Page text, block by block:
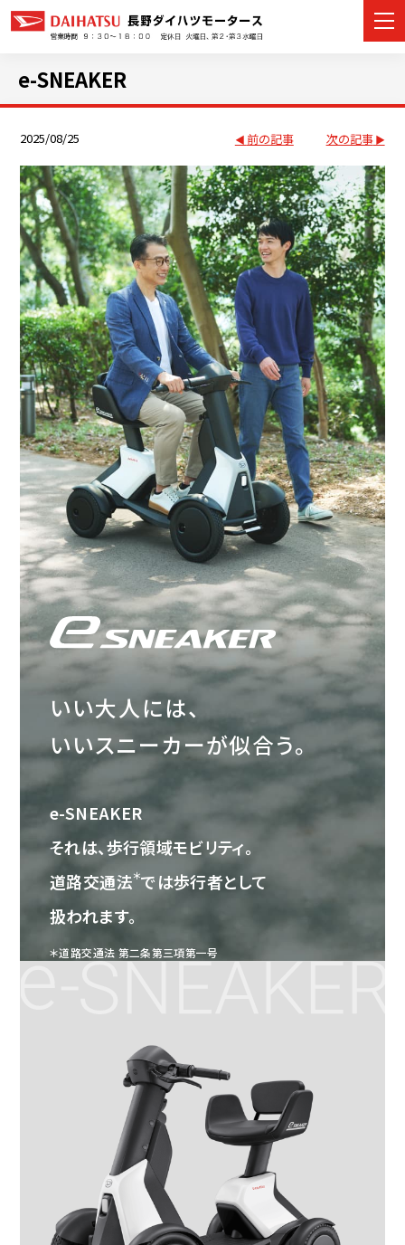
カーラインナップ
展示車・試乗車
店舗情報
イベント・キャンペーン
ご購入者サポート
アフターサポート
会社情報
カタ
リコ
お問
e-SNEAKER
2025/08/25 前の記事 次の記事
いい大人には、
いいスニーカーが似合う。
e-SNEAKER
それは、歩行領域モビリティ。
道路交通法＊では歩行者として
扱われます。
＊道路交通法 第二条第三項第一号